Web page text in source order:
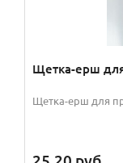
Щетка-ерш
Щетка-ерш для